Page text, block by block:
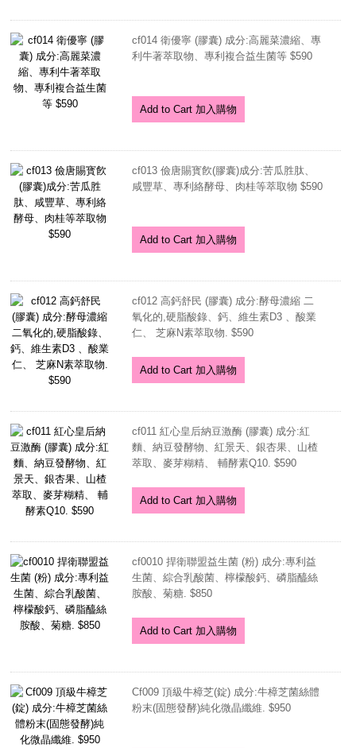
cf014 衛優寧 (膠囊) 成分:高麗菜濃縮、專
利牛著萃取物、專利複合益生菌等 $590
Add to Cart 加入購物
cf013 儉唐賜寳飮(膠囊)成分:苦瓜胜肽、
咸豐草、專利絡酵母、肉桂等萃取物 $590
Add to Cart 加入購物
cf012 高鈣舒民 (膠囊) 成分:酵母濃縮 二
氧化的,硬脂酸錄、鈣、維生素D3 、酸業
仁、 芝麻N素萃取物. $590
Add to Cart 加入購物
cf011 紅心皇后納豆激酶 (膠囊) 成分:紅
麵、納豆發酵物、紅景天、銀杏果、山楂
萃取、麥芽糊精、 輔酵素Q10. $590
Add to Cart 加入購物
cf0010 捍衛聯盟益生菌 (粉) 成分:專利益
生菌、綜合乳酸菌、檸檬酸鈣、磷脂醯絲
胺酸、菊糖. $850
Add to Cart 加入購物
Cf009 頂級牛樟芝(錠) 成分:牛樟芝菌絲體
粉末(固態發酵)純化微晶纖維. $950